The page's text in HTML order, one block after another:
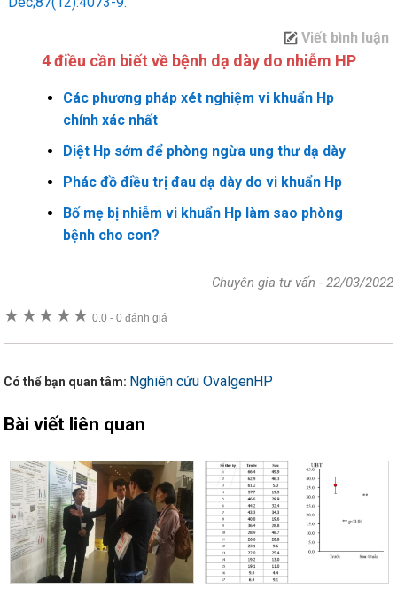
Viết bình luận
4 điều cần biết về bệnh dạ dày do nhiễm HP
Các phương pháp xét nghiệm vi khuẩn Hp
chính xác nhất
Diệt Hp sớm để phòng ngừa ung thư dạ dày
Phác đồ điều trị đau dạ dày do vi khuẩn Hp
Bố mẹ bị nhiễm vi khuẩn Hp làm sao phòng
bệnh cho con?
Chuyên gia tư vấn - 22/03/2022
★ ★ ★ ★ ★ 0.0 -0 đánh giá
Có thể bạn quan tâm: Nghiên cứu OvalgenHP
Bài viết liên quan